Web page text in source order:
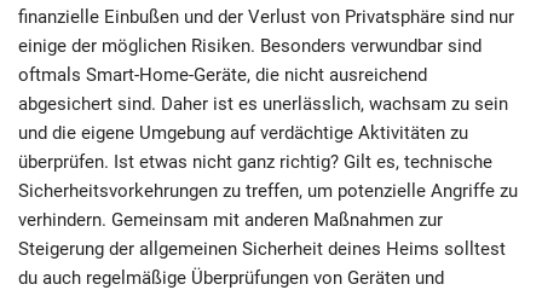
finanzielle Einbußen und der Verlust von Privatsphäre sind nur
einige der möglichen Risiken. Besonders verwundbar sind
oftmals Smart-Home-Geräte, die nicht ausreichend
abgesichert sind. Daher ist es unerlässlich, wachsam zu sein
und die eigene Umgebung auf verdächtige Aktivitäten zu
überprüfen. Ist etwas nicht ganz richtig? Gilt es, technische
Sicherheitsvorkehrungen zu treffen, um potenzielle Angriffe zu
verhindern. Gemeinsam mit anderen Maßnahmen zur
Steigerung der allgemeinen Sicherheit deines Heims solltest
du auch regelmäßige Überprüfungen von Geräten und